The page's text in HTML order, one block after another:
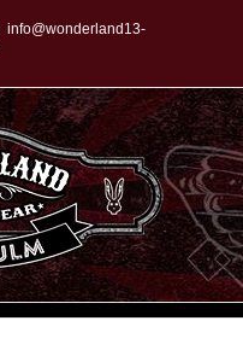
info@wonderland13-